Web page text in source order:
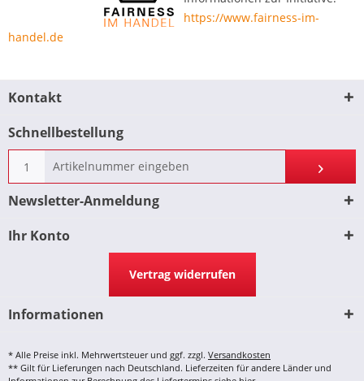
https://www.fairness-im-
handel.de
Kontakt
Schnellbestellung
Newsletter-Anmeldung
Ihr Konto
Vertrag widerrufen
Informationen
* Alle Preise inkl. Mehrwertsteuer und ggf. zzgl. Versandkosten
** Gilt für Lieferungen nach Deutschland. Lieferzeiten für andere Länder und